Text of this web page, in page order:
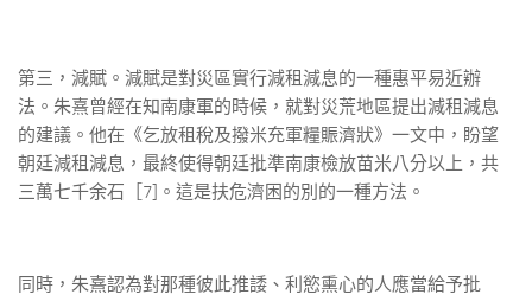
第三，減賦。減賦是對災區實行減租減息的一種惠平易近辦
法。朱熹曾經在知南康軍的時候，就對災荒地區提出減租減息
的建議。他在《乞放租稅及撥米充軍糧賑濟狀》一文中，盼望
朝廷減租減息，最終使得朝廷批準南康檢放苗米八分以上，共
三萬七千余石［7]。這是扶危濟困的別的一種方法。
同時，朱熹認為對那種彼此推諉、利慾熏心的人應當給予批